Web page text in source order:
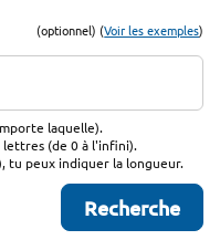
(optionnel) (Voir les exemples)
laquelle).
lettres (de 0 à l'infini).
tu peux indiquer la longueur.